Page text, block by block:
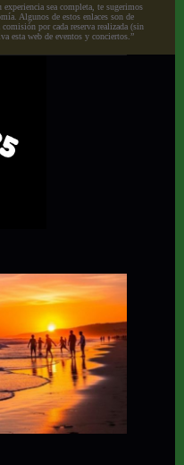
sea completa, te sugerimos
Algunos de estos enlaces son de
por cada reserva realizada (sin
esta web de eventos y conciertos.”